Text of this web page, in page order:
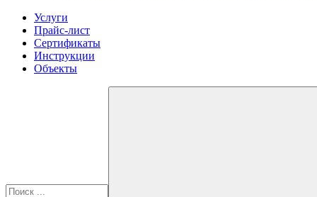
Услуги
Прайс-лист
Сертификаты
Инструкции
Объекты